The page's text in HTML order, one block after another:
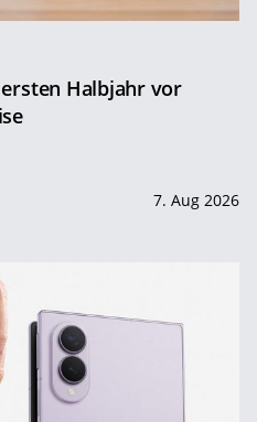
Halbjahr vor
7. Aug 2026